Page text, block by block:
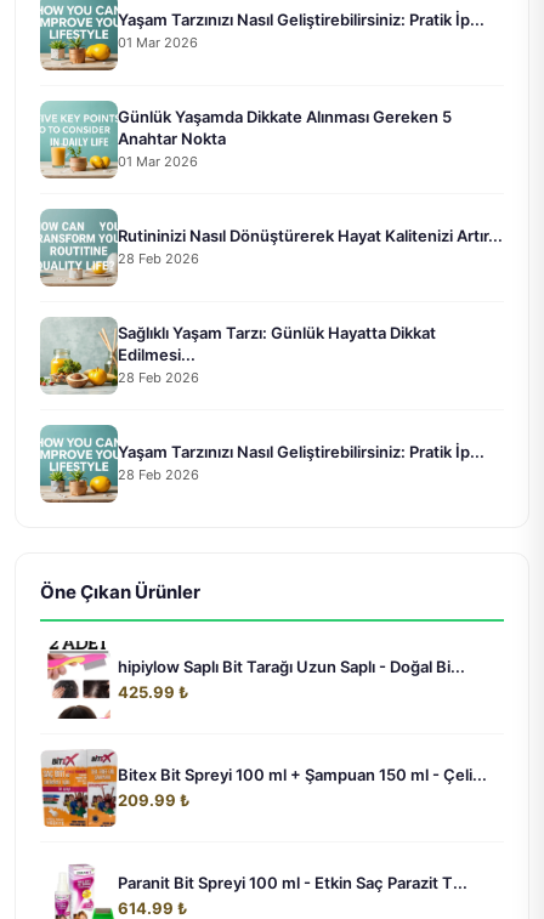
Yaşam Tarzınızı Nasıl Geliştirebilirsiniz: Pratik İp...
01 Mar 2026
Günlük Yaşamda Dikkate Alınması Gereken 5
Anahtar Nokta
01 Mar 2026
Rutininizi Nasıl Dönüştürerek Hayat Kalitenizi Artır...
28 Feb 2026
Sağlıklı Yaşam Tarzı: Günlük Hayatta Dikkat
Edilmesi...
28 Feb 2026
Yaşam Tarzınızı Nasıl Geliştirebilirsiniz: Pratik İp...
28 Feb 2026
Öne Çıkan Ürünler
hipiylow Saplı Bit Tarağı Uzun Saplı - Doğal Bi...
425.99 ₺
Bitex Bit Spreyi 100 ml + Şampuan 150 ml - Çeli...
209.99 ₺
Paranit Bit Spreyi 100 ml - Etkin Saç Parazit T...
614.99 ₺